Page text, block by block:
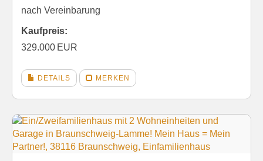
nach Vereinbarung
Kaufpreis:
329.000 EUR
DETAILS MERKEN